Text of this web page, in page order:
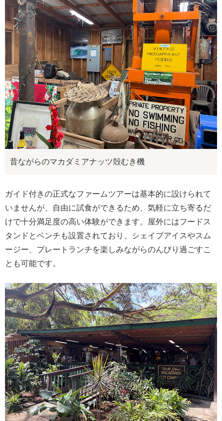
昔ながらのマカダミアナッツ殻むき機
ガイド付きの正式なファームツアーは基本的に設けられて
いませんが、自由に試食ができるため、気軽に立ち寄るだ
けで十分満足度の高い体験ができます。屋外にはフードス
タンドとベンチも設置されており、シェイブアイスやスム
ージー、プレートランチを楽しみながらのんびり過ごすこ
とも可能です。